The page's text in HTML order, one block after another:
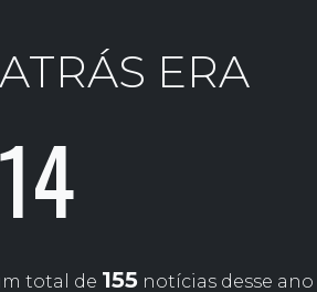
ERA
total de 155 notícias desse ano